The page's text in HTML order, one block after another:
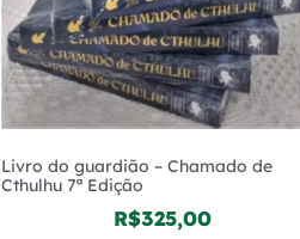
Livro do guardião – Chamado de
Cthulhu 7ª Edição
R$325,00